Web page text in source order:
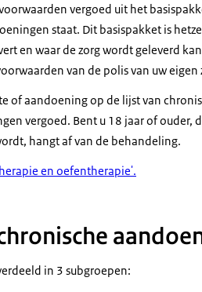
vergoed uit het
staat. Dit basispakket is
en waar de zorg wordt geleverd
van de polis van uw eigen
of aandoening op de lijst van
vergoed. Bent u 18 jaar of ouder,
hangt af van de behandeling.
en oefentherapie'.
in 3 subgroepen: